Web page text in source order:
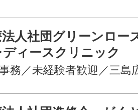
法人社団グリーンロ
ディースクリニック